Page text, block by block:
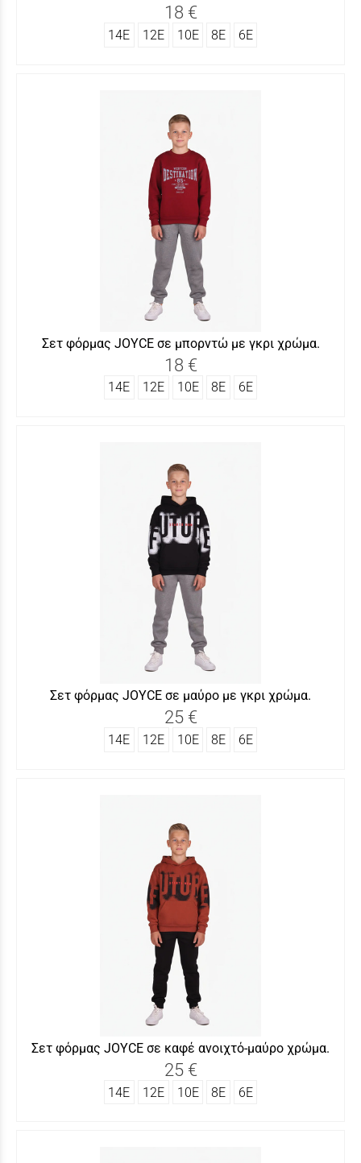
18 €
14Ε 12Ε 10Ε 8Ε 6Ε
Σετ φόρμας JOYCΕ σε μπορντώ με γκρι χρώμα.
18 €
14Ε 12Ε 10Ε 8Ε 6Ε
Σετ φόρμας JOYCΕ σε μαύρο με γκρι χρώμα.
25 €
14Ε 12Ε 10Ε 8Ε 6Ε
Σετ φόρμας JOYCΕ σε καφέ ανοιχτό-μαύρο χρώμα.
25 €
14Ε 12Ε 10Ε 8Ε 6Ε